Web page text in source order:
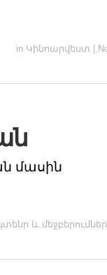
in Կինոարվեստ
մասին
և